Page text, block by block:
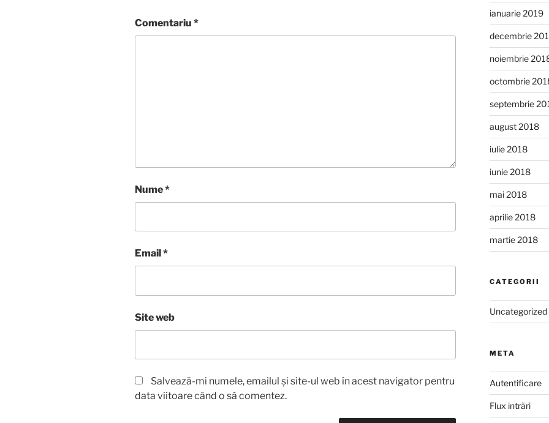
Comentariu *
Nume*
Email *
Site web
Salvează-mi numele, emailul și site-ul web în acest navigator pentru
data viitoare când o să comentez.
ianuarie 2019
decembrie
noiembrie
octombrie
septembrie
august 2018
iulie 2018
iunie 2018
mai 2018
aprilie 2018
martie 2018
CATEGORII
Uncategorized
META
Autentificare
Flux intrări